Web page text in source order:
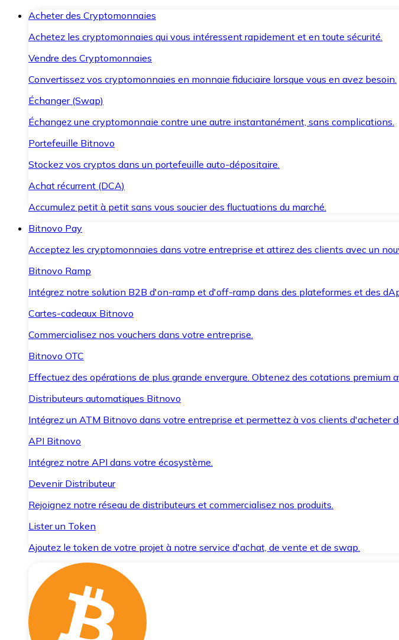
Acheter des Cryptomonnaies
Achetez les cryptomonnaies qui vous intéressent rapidement et en toute sécurité.
Vendre des Cryptomonnaies
Convertissez vos cryptomonnaies en monnaie fiduciaire lorsque vous en avez besoin.
Échanger (Swap)
Échangez une cryptomonnaie contre une autre instantanément, sans complications.
Portefeuille Bitnovo
Stockez vos cryptos dans un portefeuille auto-dépositaire.
Achat récurrent (DCA)
Accumulez petit à petit sans vous soucier des fluctuations du marché.
Bitnovo Pay
Acceptez les cryptomonnaies dans votre entreprise et attirez des clients avec un
Bitnovo Ramp
Intégrez notre solution B2B d'on-ramp et d'off-ramp dans des plateformes et des
Cartes-cadeaux Bitnovo
Commercialisez nos vouchers dans votre entreprise.
Bitnovo OTC
Effectuez des opérations de plus grande envergure. Obtenez des cotations premium
Distributeurs automatiques Bitnovo
Intégrez un ATM Bitnovo dans votre entreprise et permettez à vos clients d'acheter
API Bitnovo
Intégrez notre API dans votre écosystème.
Devenir Distributeur
Rejoignez notre réseau de distributeurs et commercialisez nos produits.
Lister un Token
Ajoutez le token de votre projet à notre service d'achat, de vente et de swap.